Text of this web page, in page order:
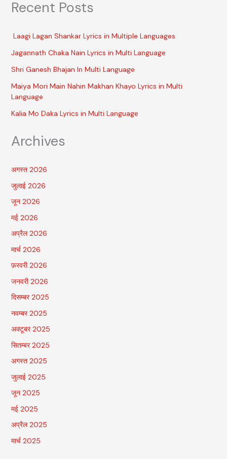
Recent Posts
Laagi Lagan Shankar Lyrics in Multiple Languages
Jagannath Chaka Nain Lyrics in Multi Language
Shri Ganesh Bhajan In Multi Language
Maiya Mori Main Nahin Makhan Khayo Lyrics in Multi
Language
Kalia Mo Daka Lyrics in Multi Language
Archives
अगस्त 2026
जुलाई 2026
जून 2026
मई 2026
अप्रैल 2026
मार्च 2026
फ़रवरी 2026
जनवरी 2026
दिसम्बर 2025
नवम्बर 2025
अक्टूबर 2025
सितम्बर 2025
अगस्त 2025
जुलाई 2025
जून 2025
मई 2025
अप्रैल 2025
मार्च 2025